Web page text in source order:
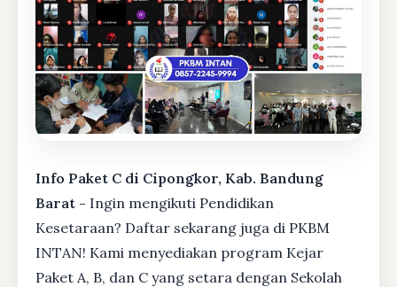
Info Paket C di Cipongkor, Kab. Bandung
Barat - Ingin mengikuti Pendidikan
Kesetaraan? Daftar sekarang juga di PKBM
INTAN! Kami menyediakan program Kejar
Paket A, B, dan C yang setara dengan Sekolah